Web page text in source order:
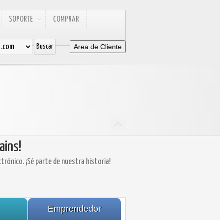
SOPORTE COMPRAR
Area de Cliente
¡Sé parte de nuestra historia!
Emprendedor